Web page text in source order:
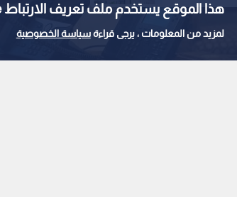
هذا الموقع يستخدم ملف تعريف الارتباط Cookie
لمزيد من المعلومات ، يرجى قراءةسياسة الخصوصية